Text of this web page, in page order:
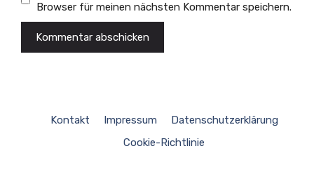
Browser für meinen nächsten Kommentar speichern.
Kontakt Impressum
Datenschutzerklärung
Cookie-Richtlinie